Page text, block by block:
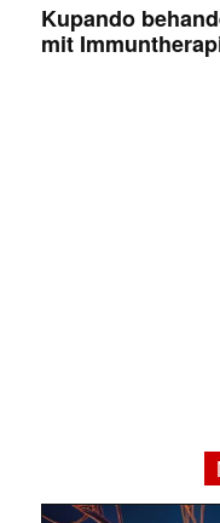
Kupando
mit